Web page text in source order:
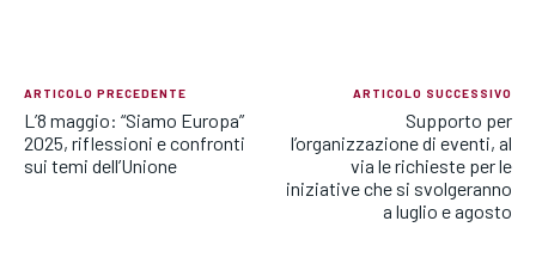
ARTICOLO PRECEDENTE
L’8 maggio: “Siamo Europa”
2025, riflessioni e confronti
sui temi dell’Unione
ARTICOLO SUCCESSIVO
Supporto per
l’organizzazione di eventi, al
via le richieste per le
iniziative che si svolgeranno
a luglio e agosto